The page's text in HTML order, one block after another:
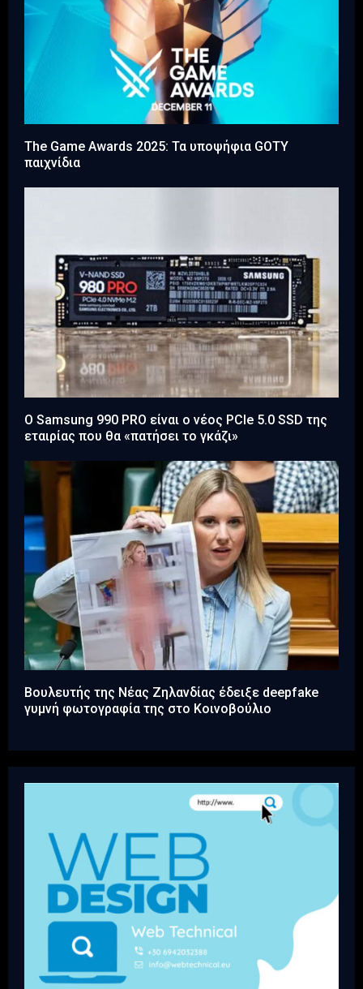
The Game Awards 2025: Τα υποψήφια GOTY
παιχνίδια
Ο Samsung 990 PRO είναι ο νέος PCIe 5.0 SSD της
εταιρίας που θα «πατήσει το γκάζι»
Βουλευτής της Νέας Ζηλανδίας έδειξε deepfake
γυμνή φωτογραφία της στο Κοινοβούλιο